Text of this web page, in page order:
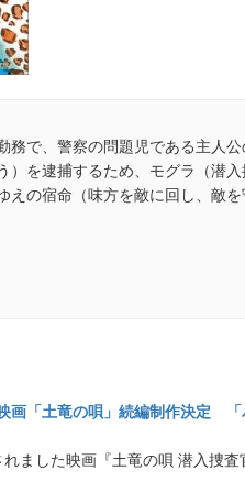
務で、警察の問題児である主人
）を逮捕するため、モグラ（潜
えの宿命（味方を敵に回し、敵
画「土竜の唄」続編制作決定 「
ました映画『土竜の唄 潜入捜